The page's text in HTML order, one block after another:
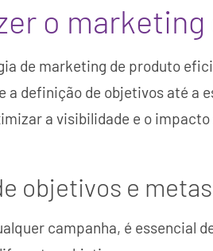
o
de marketing de produto
a definição de objetivos até a
a visibilidade e o
objetivos e metas
campanha, é essencial